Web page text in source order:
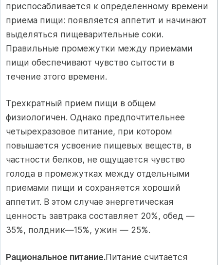
приспосабливается к определенному времени
приема пищи: появляется аппетит и начинают
выделяться пищеварительные соки.
Правильные промежутки между приемами
пищи обеспечивают чувство сытости в
течение этого времени.
Трехкратный прием пищи в общем
физиологичен. Однако предпочтительнее
четырехразовое питание, при котором
повышается усвоение пищевых веществ, в
частности белков, не ощущается чувство
голода в промежутках между отдельными
приемами пищи и сохраняется хороший
аппетит. В этом случае энергетическая
ценность завтрака составляет 20%, обед —
35%, полдник—15%, ужин — 25%.
Рациональное питание.Питание считается